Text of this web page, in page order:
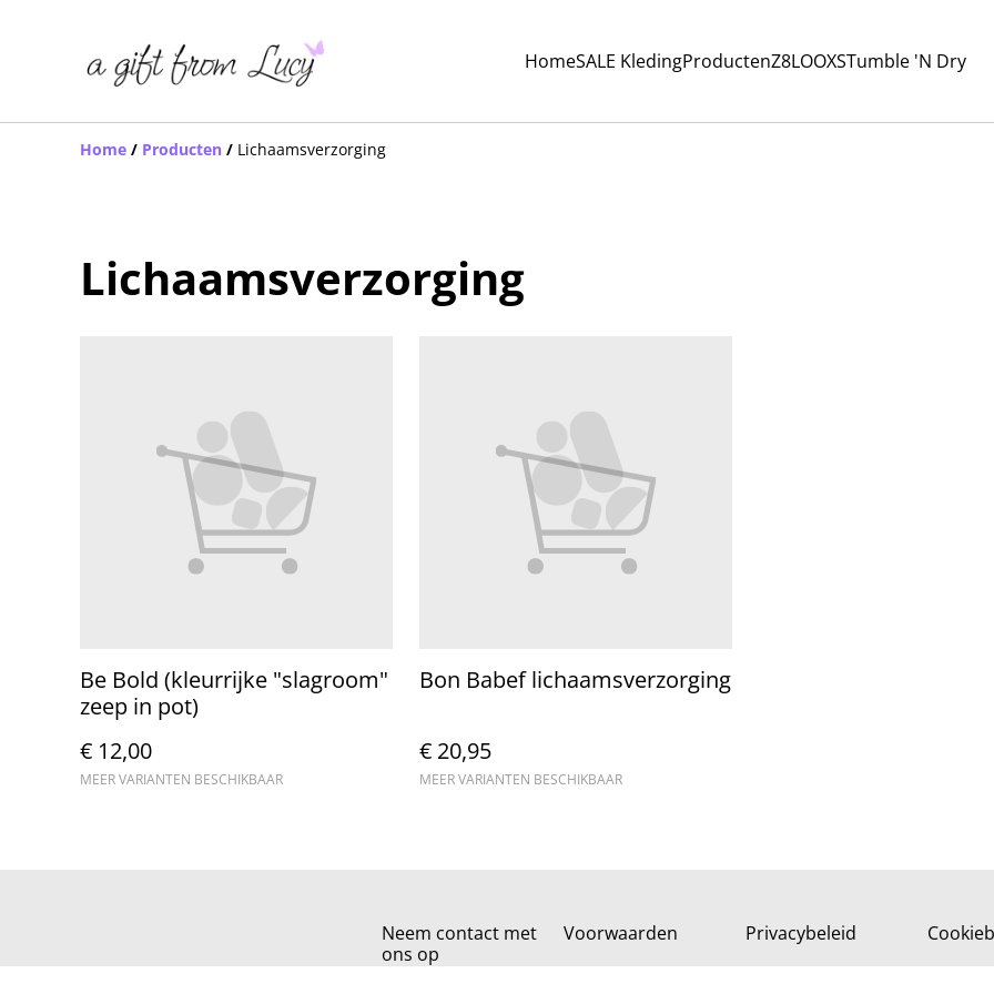
HomeSALE KledingProductenZ8LOOXSTumble 'N Dry
Home / Producten / Lichaamsverzorging
Lichaamsverzorging
Be Bold (kleurrijke "slagroom"
zeep in pot)
€ 12,00
MEER VARIANTEN BESCHIKBAAR
Bon Babef lichaamsverzorging
€ 20,95
MEER VARIANTEN BESCHIKBAAR
Neem contact met
ons op
Voorwaarden Privacybeleid